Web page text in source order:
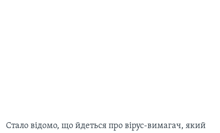
​Стало відомо, що йдеться про вірус-вимагач, який